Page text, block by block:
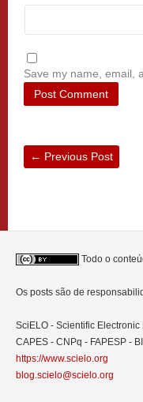
Save my name, email,
← Previous Post
Todo o
Os posts são de
SciELO - Scientific Electronic
CAPES - CNPq - FAPESP -
https://www.scielo.org
blog.scielo@scielo.org